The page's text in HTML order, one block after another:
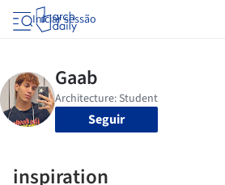
Iniciar sessão
Seguir
inspiration